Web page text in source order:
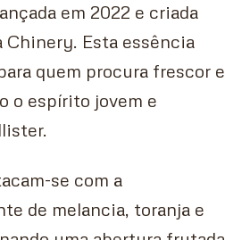
em 2022 e criada
Esta essência
quem procura frescor e
o espírito jovem e
se com a
de melancia, toranja e